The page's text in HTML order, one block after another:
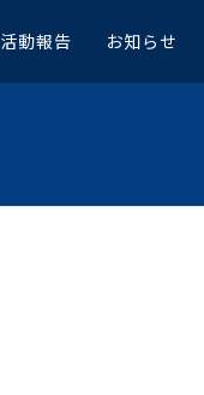
活動報告 お知らせ